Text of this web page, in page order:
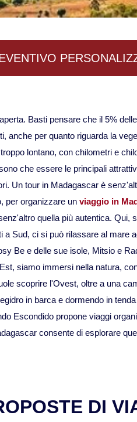
Basti pensare che il 5%
per quanto riguarda la
lontano, con chilometri e
che essere le principali
Un tour in Madagascar è
per organizzare un viaggio in
quella più autentica. Qui,
Sud, ci si può rilassare al mare
Be e delle sue isole, Mitsio e
siamo immersi nella natura,
scoprire l'Ovest, oltre a una
in barca e dormendo in
Escondido propone viaggi
consente di esplorare
DI